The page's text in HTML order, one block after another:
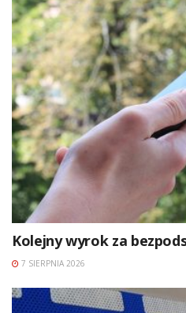
Kolejny wyrok za
7 SIERPNIA 2026